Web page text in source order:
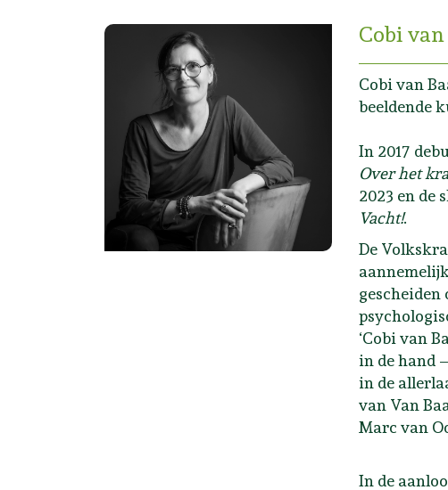
Cobi
Cobi van
beeldende
In 2017
Over het
2023 en de
Vacht!.
De
‘Cobi van
in de hand
in de
van Van
Marc van
In de